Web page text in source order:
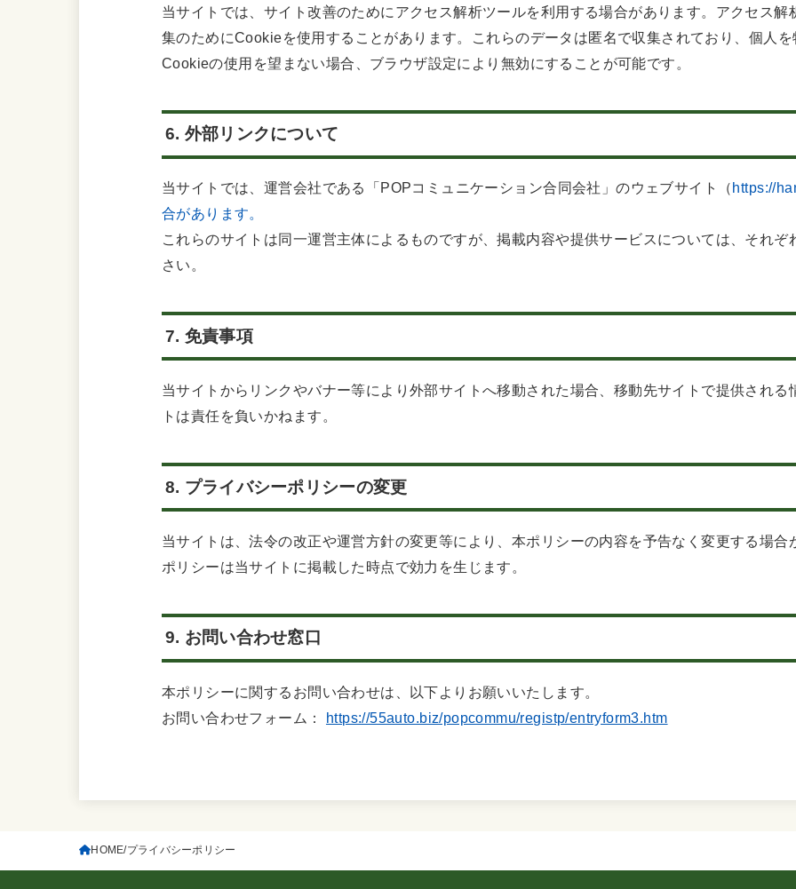
当サイトでは、サイト改善のためにアクセス解析ツールを利用する場合があります。アクセス
集のためにCookieを使用することがあります。これらのデータは匿名で収集されており、個人
Cookieの使用を望まない場合、ブラウザ設定により無効にすることが可能です。
6. 外部リンクについて
当サイトでは、運営会社である「POPコミュニケーション合同会社」のウェブサイト（ https://
合があります。
これらのサイトは同一運営主体によるものですが、掲載内容や提供サービスについては、それ
さい。
7. 免責事項
当サイトからリンクやバナー等により外部サイトへ移動された場合、移動先サイトで提供され
トは責任を負いかねます。
8. プライバシーポリシーの変更
当サイトは、法令の改正や運営方針の変更等により、本ポリシーの内容を予告なく変更する場
ポリシーは当サイトに掲載した時点で効力を生じます。
9. お問い合わせ窓口
本ポリシーに関するお問い合わせは、以下よりお願いいたします。
お問い合わせフォーム： https://55auto.biz/popcommu/registp/entryform3.htm
HOME プライバシーポリシー